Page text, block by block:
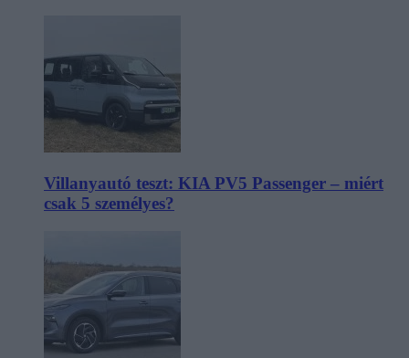
Villanyautó teszt: KIA PV5 Passenger – miért
csak 5 személyes?